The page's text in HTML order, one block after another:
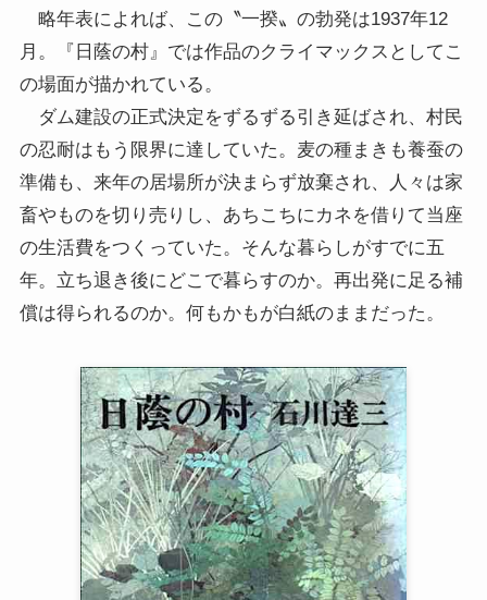
略年表によれば、この〝一揆〟の勃発は1937年12
月。『日蔭の村』では作品のクライマックスとしてこ
の場面が描かれている。
ダム建設の正式決定をずるずる引き延ばされ、村民
の忍耐はもう限界に達していた。麦の種まきも養蚕の
準備も、来年の居場所が決まらず放棄され、人々は家
畜やものを切り売りし、あちこちにカネを借りて当座
の生活費をつくっていた。そんな暮らしがすでに五
年。立ち退き後にどこで暮らすのか。再出発に足る補
償は得られるのか。何もかもが白紙のままだった。